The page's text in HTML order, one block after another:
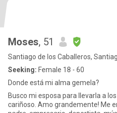
Moses, 51
Santiago de los Caballeros,
Seeking: Female 18 - 60
Donde está mi alma gemela?
Busco mi esposa para llevarla a
cariñoso. Amo grandemente! Me entrego al 💯. Soy hijo de Dios,